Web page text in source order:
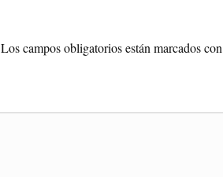
Los campos obligatorios están marcados con